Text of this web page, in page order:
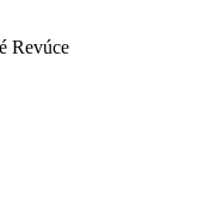
Revúce